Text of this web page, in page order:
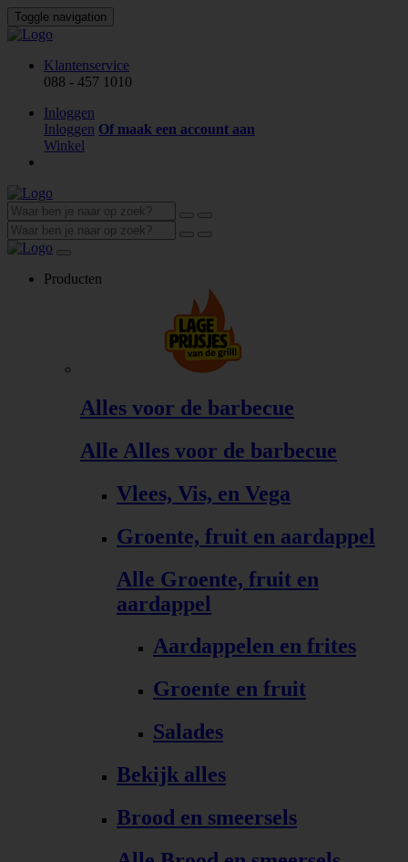
Toggle navigation
Klantenservice
088 - 457 1010
Inloggen
Inloggen Of maak een account aan
Winkel
Producten
Alles voor de barbecue
Alle Alles voor de barbecue
Vlees, Vis, en Vega
Groente, fruit en aardappel
Alle Groente, fruit en
aardappel
Aardappelen en frites
Groente en fruit
Salades
Bekijk alles
Brood en smeersels